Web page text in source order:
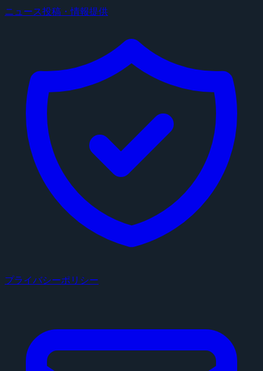
ニュース投稿・情報提供
プライバシーポリシー